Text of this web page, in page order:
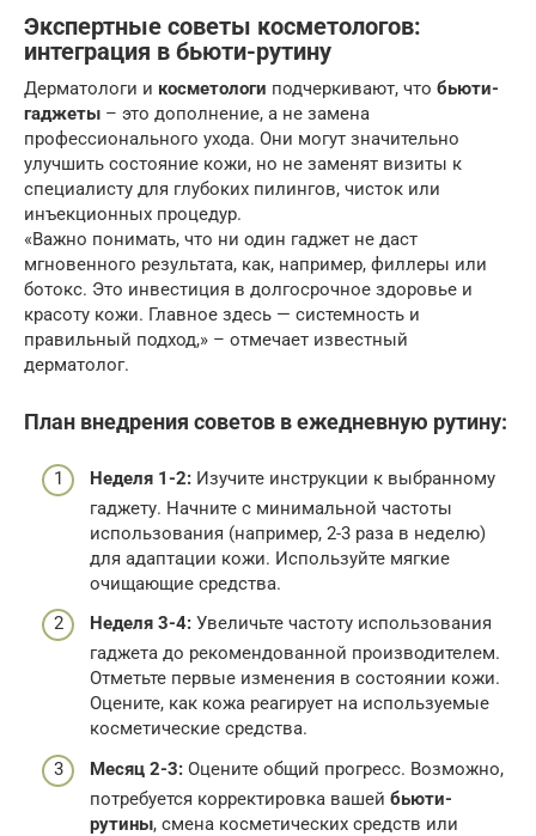
Экспертные советы косметологов:
интеграция в бьюти-рутину
Дерматологи и косметологи подчеркивают, что бьюти-
гаджеты – это дополнение, а не замена
профессионального ухода. Они могут значительно
улучшить состояние кожи, но не заменят визиты к
специалисту для глубоких пилингов, чисток или
инъекционных процедур.
«Важно понимать, что ни один гаджет не даст
мгновенного результата, как, например, филлеры или
ботокс. Это инвестиция в долгосрочное здоровье и
красоту кожи. Главное здесь — системность и
правильный подход,» – отмечает известный
дерматолог.
План внедрения советов в ежедневную рутину:
Неделя 1-2: Изучите инструкции к выбранному
гаджету. Начните с минимальной частоты
использования (например, 2-3 раза в неделю)
для адаптации кожи. Используйте мягкие
очищающие средства.
Неделя 3-4: Увеличьте частоту использования
гаджета до рекомендованной производителем.
Отметьте первые изменения в состоянии кожи.
Оцените, как кожа реагирует на используемые
косметические средства.
Месяц 2-3: Оцените общий прогресс. Возможно,
потребуется корректировка вашей бьюти-
рутины, смена косметических средств или